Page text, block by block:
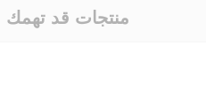
منتجات قد تهمك